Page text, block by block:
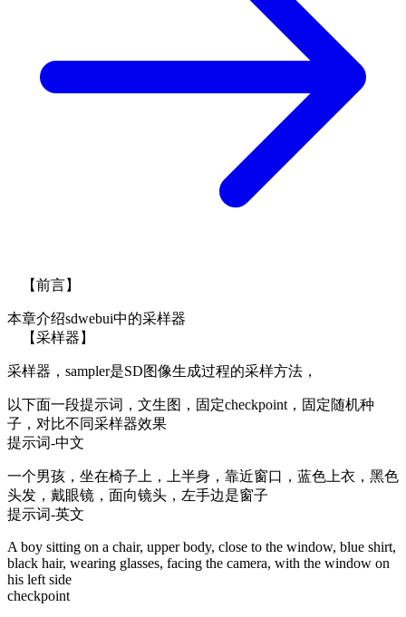
【前言】
本章介绍sdwebui中的采样器
【采样器】
采样器，sampler是SD图像生成过程的采样方法，
以下面一段提示词，文生图，固定checkpoint，固定随机种
子，对比不同采样器效果
提示词-中文
一个男孩，坐在椅子上，上半身，靠近窗口，蓝色上衣，黑色
头发，戴眼镜，面向镜头，左手边是窗子
提示词-英文
A boy sitting on a chair, upper body, close to the window, blue shirt,
black hair, wearing glasses, facing the camera, with the window on
his left side
checkpoint